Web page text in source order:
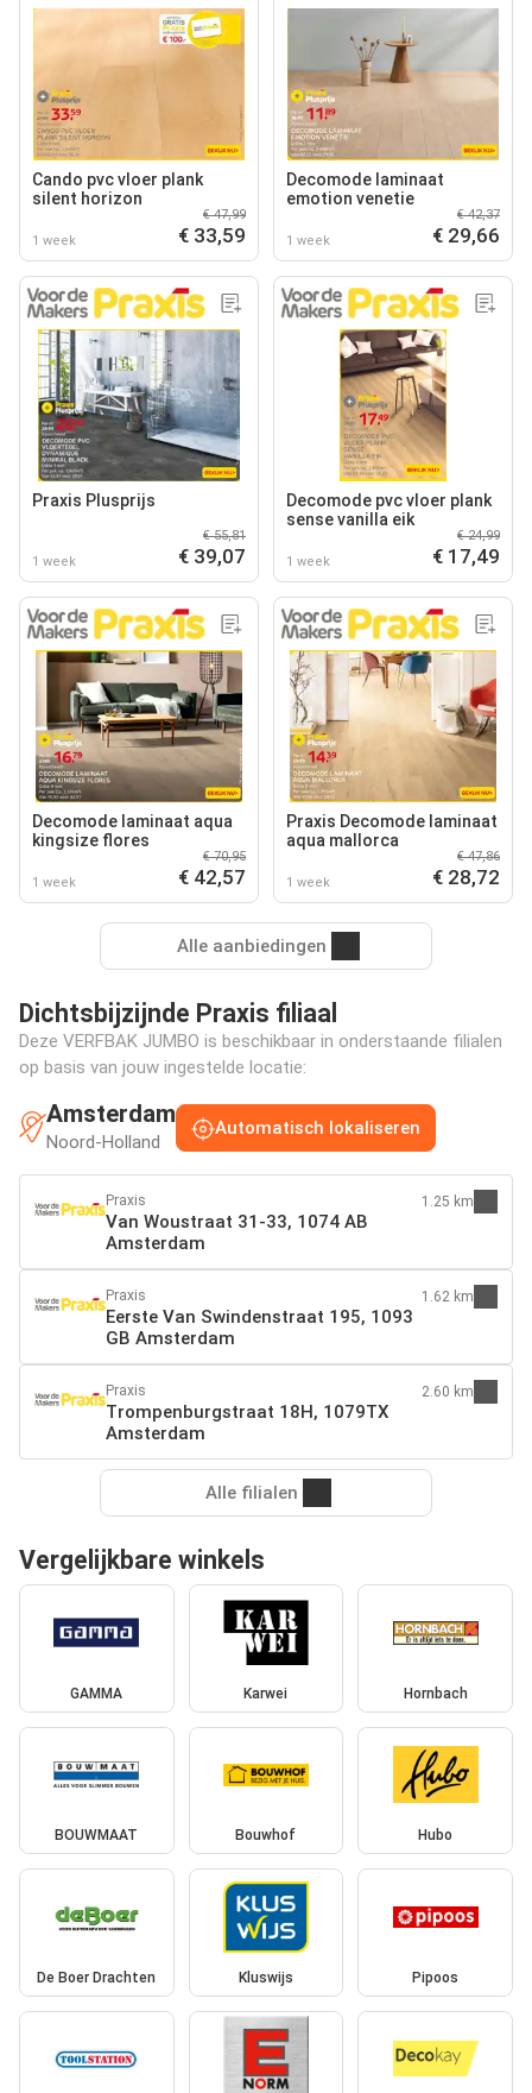
Cando pvc vloer plank
silent horizon
1 week
€ 47,99
€ 33,59
Decomode laminaat
emotion venetie
1 week
€ 42,37
€ 29,66
Praxis Plusprijs
1 week
€ 55,81
€ 39,07
Decomode pvc vloer plank
sense vanilla eik
1 week
€ 24,99
€ 17,49
Decomode laminaat aqua
kingsize flores
1 week
€ 70,95
€ 42,57
Praxis Decomode laminaat
aqua mallorca
1 week
€ 47,86
€ 28,72
Alle aanbiedingen
Dichtsbijzijnde Praxis filiaal
Deze VERFBAK JUMBO is beschikbaar in onderstaande filialen
op basis van jouw ingestelde locatie:
Amsterdam
Noord-Holland
Automatisch lokaliseren
Praxis
Van Woustraat 31-33, 1074 AB
Amsterdam
1.25 km
Praxis
Eerste Van Swindenstraat 195, 1093
GB Amsterdam
1.62 km
Praxis
Trompenburgstraat 18H, 1079TX
Amsterdam
2.60 km
Alle filialen
Vergelijkbare winkels
GAMMA Karwei Hornbach
BOUWMAAT Bouwhof Hubo
De Boer Drachten Kluswijs Pipoos